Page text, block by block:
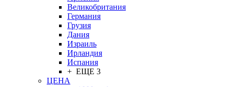
Великобритания
Германия
Грузия
Дания
Израиль
Ирландия
Испания
+ ЕЩЕ 3
ЦЕНА